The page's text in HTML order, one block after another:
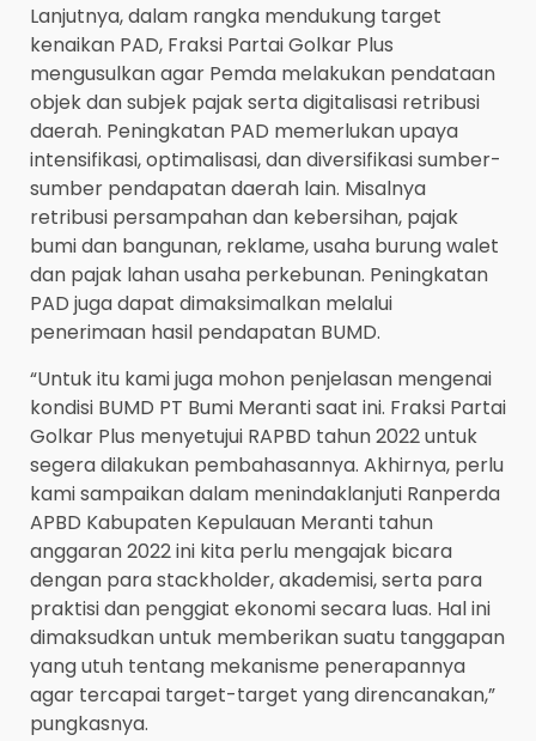
Lanjutnya, dalam rangka mendukung target
kenaikan PAD, Fraksi Partai Golkar Plus
mengusulkan agar Pemda melakukan pendataan
objek dan subjek pajak serta digitalisasi retribusi
daerah. Peningkatan PAD memerlukan upaya
intensifikasi, optimalisasi, dan diversifikasi sumber-
sumber pendapatan daerah lain. Misalnya
retribusi persampahan dan kebersihan, pajak
bumi dan bangunan, reklame, usaha burung walet
dan pajak lahan usaha perkebunan. Peningkatan
PAD juga dapat dimaksimalkan melalui
penerimaan hasil pendapatan BUMD.
“Untuk itu kami juga mohon penjelasan mengenai
kondisi BUMD PT Bumi Meranti saat ini. Fraksi Partai
Golkar Plus menyetujui RAPBD tahun 2022 untuk
segera dilakukan pembahasannya. Akhirnya, perlu
kami sampaikan dalam menindaklanjuti Ranperda
APBD Kabupaten Kepulauan Meranti tahun
anggaran 2022 ini kita perlu mengajak bicara
dengan para stackholder, akademisi, serta para
praktisi dan penggiat ekonomi secara luas. Hal ini
dimaksudkan untuk memberikan suatu tanggapan
yang utuh tentang mekanisme penerapannya
agar tercapai target-target yang direncanakan,”
pungkasnya.